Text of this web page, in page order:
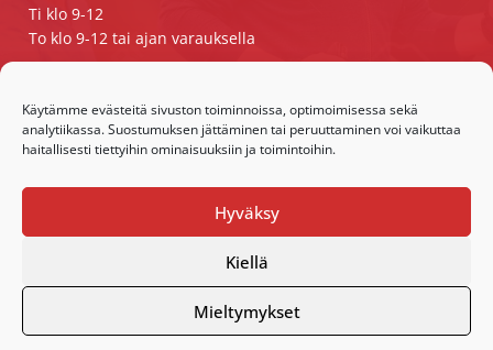
Käytämme evästeitä sivuston toiminnoissa, optimoimisessa sekä
analytiikassa. Suostumuksen jättäminen tai peruuttaminen voi vaikuttaa
haitallisesti tiettyihin ominaisuuksiin ja toimintoihin.
Hyväksy
Kiellä
Mieltymykset
Ti klo 9-12
To klo 9-12 tai ajan varauksella
maanantaista perjantaihin klo 9-15
Instagram